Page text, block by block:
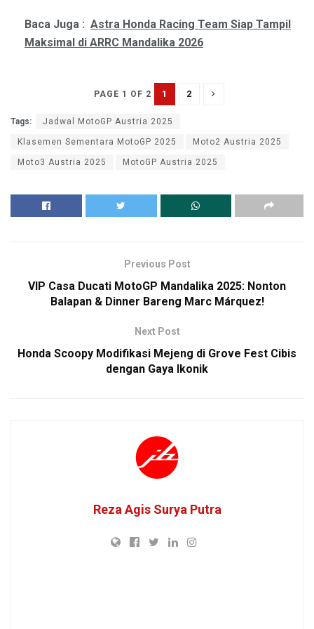
Baca Juga : Astra Honda Racing Team Siap Tampil
Maksimal di ARRC Mandalika 2026
PAGE 1 OF 2 1 2
Tags: Jadwal MotoGP Austria 2025
Klasemen Sementara MotoGP 2025 Moto2 Austria 2025
Moto3 Austria 2025 MotoGP Austria 2025
Previous Post
VIP Casa Ducati MotoGP Mandalika 2025: Nonton
Balapan & Dinner Bareng Marc Márquez!
Next Post
Honda Scoopy Modifikasi Mejeng di Grove Fest Cibis
dengan Gaya Ikonik
Reza Agis Surya Putra